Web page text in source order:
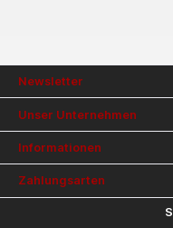
Newsletter
Unser Unternehmen
Informationen
Zahlungsarten